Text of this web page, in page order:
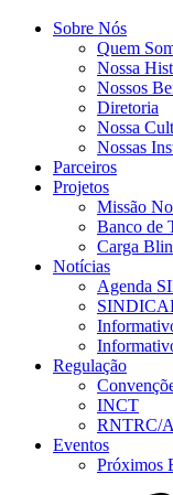
Sobre Nós
Quem
Nossa
Nossos
Diretoria
Nossa
Nossas
Parceiros
Projetos
Missão
Banco de
Carga
Notícias
Agenda
Regulação
INCT
RNTRC/
Eventos
Próximos